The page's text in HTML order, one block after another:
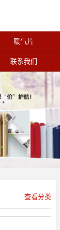
暖气片
联系我们
查看分类